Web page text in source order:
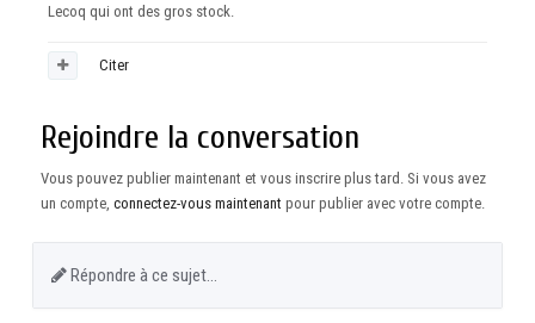
Lecoq qui ont des gros stock.
Citer
Rejoindre la conversation
Vous pouvez publier maintenant et vous inscrire plus tard. Si vous avez
un compte, connectez-vous maintenant pour publier avec votre compte.
Répondre à ce sujet…